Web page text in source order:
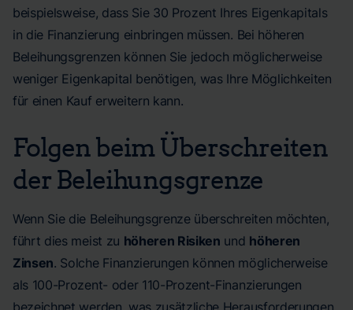
beispielsweise, dass Sie 30 Prozent Ihres Eigenkapitals
in die Finanzierung einbringen müssen. Bei höheren
Beleihungsgrenzen können Sie jedoch möglicherweise
weniger Eigenkapital benötigen, was Ihre Möglichkeiten
für einen Kauf erweitern kann.
Folgen beim Überschreiten
der Beleihungsgrenze
Wenn Sie die Beleihungsgrenze überschreiten möchten,
führt dies meist zu höheren Risiken und höheren
Zinsen. Solche Finanzierungen können möglicherweise
als 100-Prozent- oder 110-Prozent-Finanzierungen
bezeichnet werden, was zusätzliche Herausforderungen